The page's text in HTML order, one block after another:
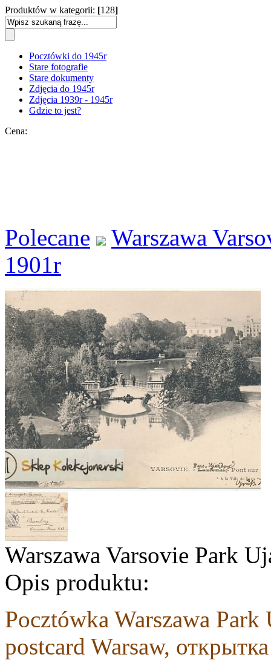
Produktów w kategorii: [128]
Pocztówki do 1945r
Stare fotografie
Stare dokumenty
Zdjęcia do 1945r
Zdjęcia 1939r - 1945r
Gdzie to jest?
Cena:
Polecane
Warszawa
1901r
Warszawa Varsovie Park
Opis produktu:
Pocztówka Warszawa
postcard Warsaw,